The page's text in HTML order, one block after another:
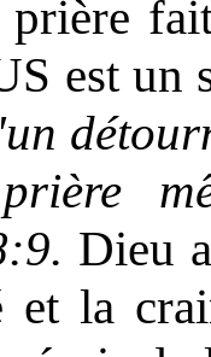
prière
est
Dieu
et la